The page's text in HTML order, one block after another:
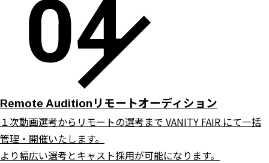
Remote Audition リモートオーディション
１次動画選考からリモートの選考まで VANITY FAIR にて一括
管理・開催いたします。
より幅広い選考とキャスト採用が可能になります。